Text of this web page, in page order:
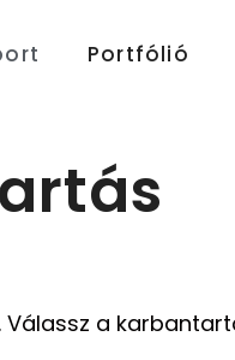
Portfólió
a